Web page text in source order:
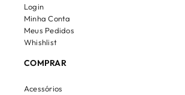
Login
Minha Conta
Meus Pedidos
Whishlist
COMPRAR
Acessórios